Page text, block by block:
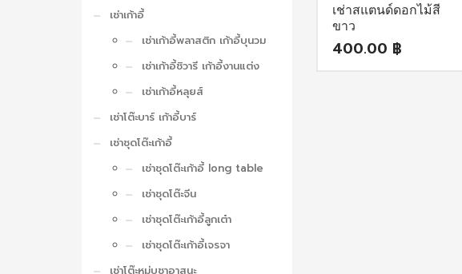
เช่าสแตนด์ดอกไม้สี
ขาว
400.00 ฿
เช่าเก้าอี้
เช่าเก้าอี้พลาสติก เก้าอี้บุนวม
เช่าเก้าอี้ชิวารี เก้าอี้งานแต่ง
เช่าเก้าอี้หลุยส์
เช่าโต๊ะบาร์ เก้าอี้บาร์
เช่าชุดโต๊ะเก้าอี้
เช่าชุดโต๊ะเก้าอี้ long table
เช่าชุดโต๊ะจีน
เช่าชุดโต๊ะเก้าอี้ลูกเต๋า
เช่าชุดโต๊ะเก้าอี้เจรจา
เช่าโต๊ะหมู่บูชาอาสนะ